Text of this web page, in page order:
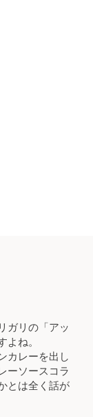
ガリの「アッ
ね。
カレーを出し
ーソースコラ
とは全く話が